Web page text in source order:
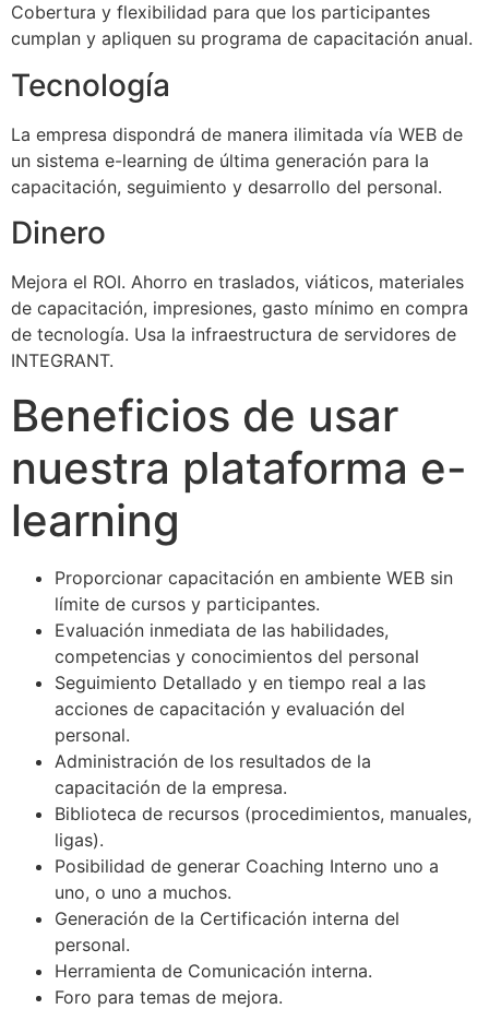
Cobertura y flexibilidad para que los participantes
cumplan y apliquen su programa de capacitación anual.
Tecnología
La empresa dispondrá de manera ilimitada vía WEB de
un sistema e-learning de última generación para la
capacitación, seguimiento y desarrollo del personal.
Dinero
Mejora el ROI. Ahorro en traslados, viáticos, materiales
de capacitación, impresiones, gasto mínimo en compra
de tecnología. Usa la infraestructura de servidores de
INTEGRANT.
Beneficios de usar
nuestra plataforma e-
learning
Proporcionar capacitación en ambiente WEB sin
límite de cursos y participantes.
Evaluación inmediata de las habilidades,
competencias y conocimientos del personal
Seguimiento Detallado y en tiempo real a las
acciones de capacitación y evaluación del
personal.
Administración de los resultados de la
capacitación de la empresa.
Biblioteca de recursos (procedimientos, manuales,
ligas).
Posibilidad de generar Coaching Interno uno a
uno, o uno a muchos.
Generación de la Certificación interna del
personal.
Herramienta de Comunicación interna.
Foro para temas de mejora.